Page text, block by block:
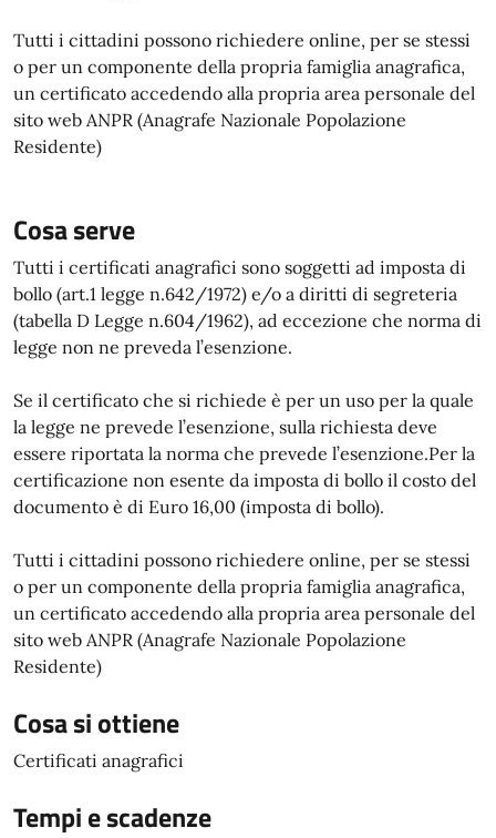
Tutti i cittadini possono richiedere online, per se stessi
o per un componente della propria famiglia anagrafica,
un certificato accedendo alla propria area personale del
sito web ANPR (Anagrafe Nazionale Popolazione
Residente)
Cosa serve
Tutti i certificati anagrafici sono soggetti ad imposta di
bollo (art.1 legge n.642/1972) e/o a diritti di segreteria
(tabella D Legge n.604/1962), ad eccezione che norma di
legge non ne preveda l’esenzione.
Se il certificato che si richiede è per un uso per la quale
la legge ne prevede l’esenzione, sulla richiesta deve
essere riportata la norma che prevede l’esenzione.Per la
certificazione non esente da imposta di bollo il costo del
documento è di Euro 16,00 (imposta di bollo).
Tutti i cittadini possono richiedere online, per se stessi
o per un componente della propria famiglia anagrafica,
un certificato accedendo alla propria area personale del
sito web ANPR (Anagrafe Nazionale Popolazione
Residente)
Cosa si ottiene
Certificati anagrafici
Tempi e scadenze